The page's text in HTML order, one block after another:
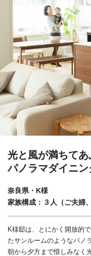
光と風が満ちてあ
パノラマダイニ
奈良県・K様
家族構成：３人（ご夫婦
K様邸は、とにかく開放的
たサンルームのようなパノ
朝から夕方まで惜しみなく